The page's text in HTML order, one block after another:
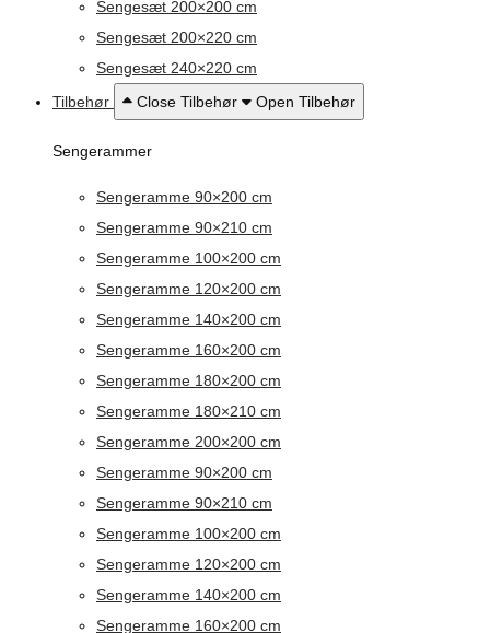
Sengesæt 200×200 cm
Sengesæt 200×220 cm
Sengesæt 240×220 cm
Tilbehør
Close Tilbehør Open Tilbehør
Sengerammer
Sengeramme 90×200 cm
Sengeramme 90×210 cm
Sengeramme 100×200 cm
Sengeramme 120×200 cm
Sengeramme 140×200 cm
Sengeramme 160×200 cm
Sengeramme 180×200 cm
Sengeramme 180×210 cm
Sengeramme 200×200 cm
Sengeramme 90×200 cm
Sengeramme 90×210 cm
Sengeramme 100×200 cm
Sengeramme 120×200 cm
Sengeramme 140×200 cm
Sengeramme 160×200 cm